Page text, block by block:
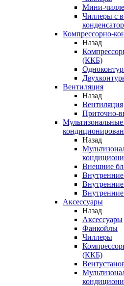
Мини-
Чиллеры с
Компрессорно-
Назад
(ККБ)
Вентиляция
Назад
Вентиляция
Приточно-
Назад
Внешние
Аксессуары
Назад
Аксессуары
Фанкойлы
Чиллеры
(ККБ)